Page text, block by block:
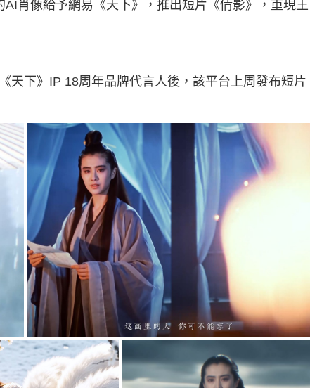
肖像給予網易《天下》，推出短片《倩影》，重現王
天下》IP 18周年品牌代言人後，該平台上周發布短片